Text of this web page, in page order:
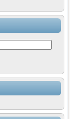
передачи данных
для исследования
для исследования
на основе цифровой
измерителя ВАХ
сигналов -
модуля с высоким